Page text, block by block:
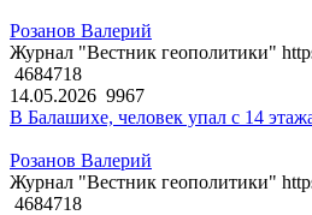
Розанов Валерий
Журнал "Вестник геополитики"
4684718
14.05.2026 9967
В Балашихе, человек упал с 14
Розанов Валерий
Журнал "Вестник геополитики"
4684718